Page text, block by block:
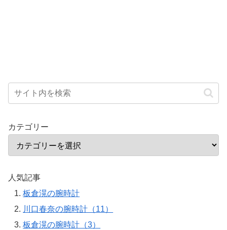
カテゴリー
人気記事
板倉滉の腕時計
川口春奈の腕時計（11）
板倉滉の腕時計（3）